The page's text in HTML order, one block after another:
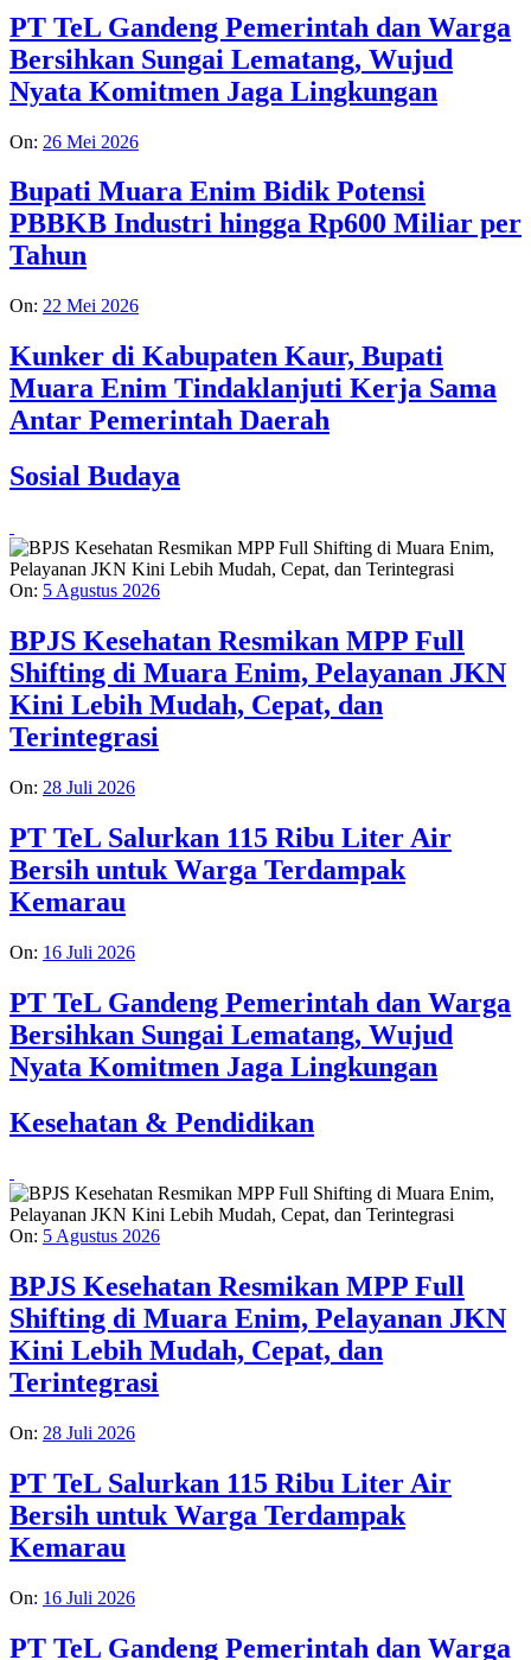
PT TeL Gandeng Pemerintah dan Warga
Bersihkan Sungai Lematang, Wujud
Nyata Komitmen Jaga Lingkungan
On: 26 Mei 2026
Bupati Muara Enim Bidik Potensi
PBBKB Industri hingga Rp600 Miliar per
Tahun
On: 22 Mei 2026
Kunker di Kabupaten Kaur, Bupati
Muara Enim Tindaklanjuti Kerja Sama
Antar Pemerintah Daerah
Sosial Budaya
On: 5 Agustus 2026
BPJS Kesehatan Resmikan MPP Full
Shifting di Muara Enim, Pelayanan JKN
Kini Lebih Mudah, Cepat, dan
Terintegrasi
On: 28 Juli 2026
PT TeL Salurkan 115 Ribu Liter Air
Bersih untuk Warga Terdampak
Kemarau
On: 16 Juli 2026
PT TeL Gandeng Pemerintah dan Warga
Bersihkan Sungai Lematang, Wujud
Nyata Komitmen Jaga Lingkungan
Kesehatan & Pendidikan
On: 5 Agustus 2026
BPJS Kesehatan Resmikan MPP Full
Shifting di Muara Enim, Pelayanan JKN
Kini Lebih Mudah, Cepat, dan
Terintegrasi
On: 28 Juli 2026
PT TeL Salurkan 115 Ribu Liter Air
Bersih untuk Warga Terdampak
Kemarau
On: 16 Juli 2026
PT TeL Gandeng Pemerintah dan Warga